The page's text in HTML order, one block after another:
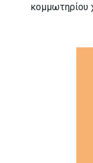
κομμωτηρίου